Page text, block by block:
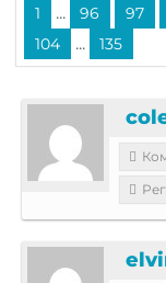
1 ... 96 97
104
... 135